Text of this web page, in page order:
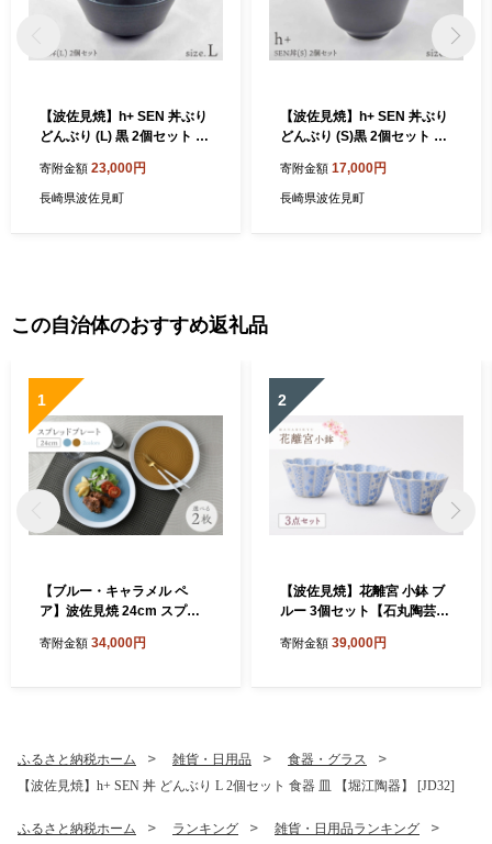
【波佐見焼】h+ SEN 丼ぶり
どんぶり (L) 黒 2個セット 食
寄附金額 23,000円
長崎県波佐見町
【波佐見焼】h+ SEN 丼ぶり
どんぶり (S)黒 2個セット 食
寄附金額 17,000円
長崎県波佐見町
この自治体のおすすめ返礼品
1
【ブルー・キャラメル ペ
ア】波佐見焼 24cm スプレ
55]
寄附金額 34,000円
2
【波佐見焼】花離宮 小鉢 ブ
ルー 3個セット【石丸陶芸】
寄附金額 39,000円
ふるさと納税ホーム 雑貨・日用品
食器・グラス
【波佐見焼】h+ SEN 丼 どんぶり L 2個セット 食器 皿 【堀江陶器】 [JD32]
ふるさと納税ホーム ランキング 雑貨・日用品ランキング